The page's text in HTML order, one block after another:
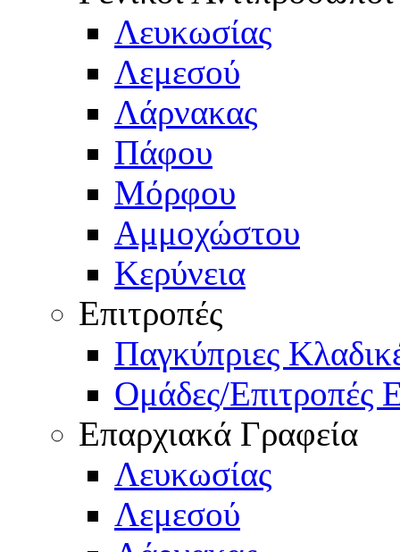
Λευκωσίας
Λεμεσού
Λάρνακας
Πάφου
Μόρφου
Αμμοχώστου
Κερύνεια
Επιτροπές
Παγκύπριες
Ομάδες/Επιτροπές
Επαρχιακά Γραφεία
Λευκωσίας
Λεμεσού